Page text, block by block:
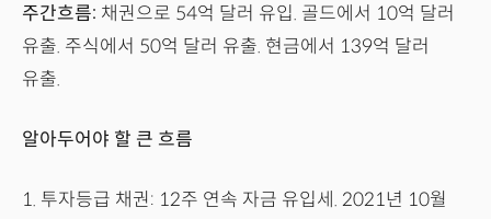
주간흐름: 채권으로 54억 달러 유입. 골드에서 10억 달러
유출. 주식에서 50억 달러 유출. 현금에서 139억 달러
유출.
알아두어야 할 큰 흐름
1. 투자등급 채권: 12주 연속 자금 유입세. 2021년 10월